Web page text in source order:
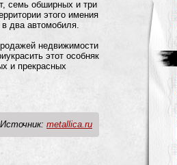
семь обширных и три
этого имения
два автомобиля.
недвижимости
этот особняк
и прекрасных
Источник: metallica.ru